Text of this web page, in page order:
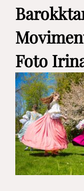
Foto